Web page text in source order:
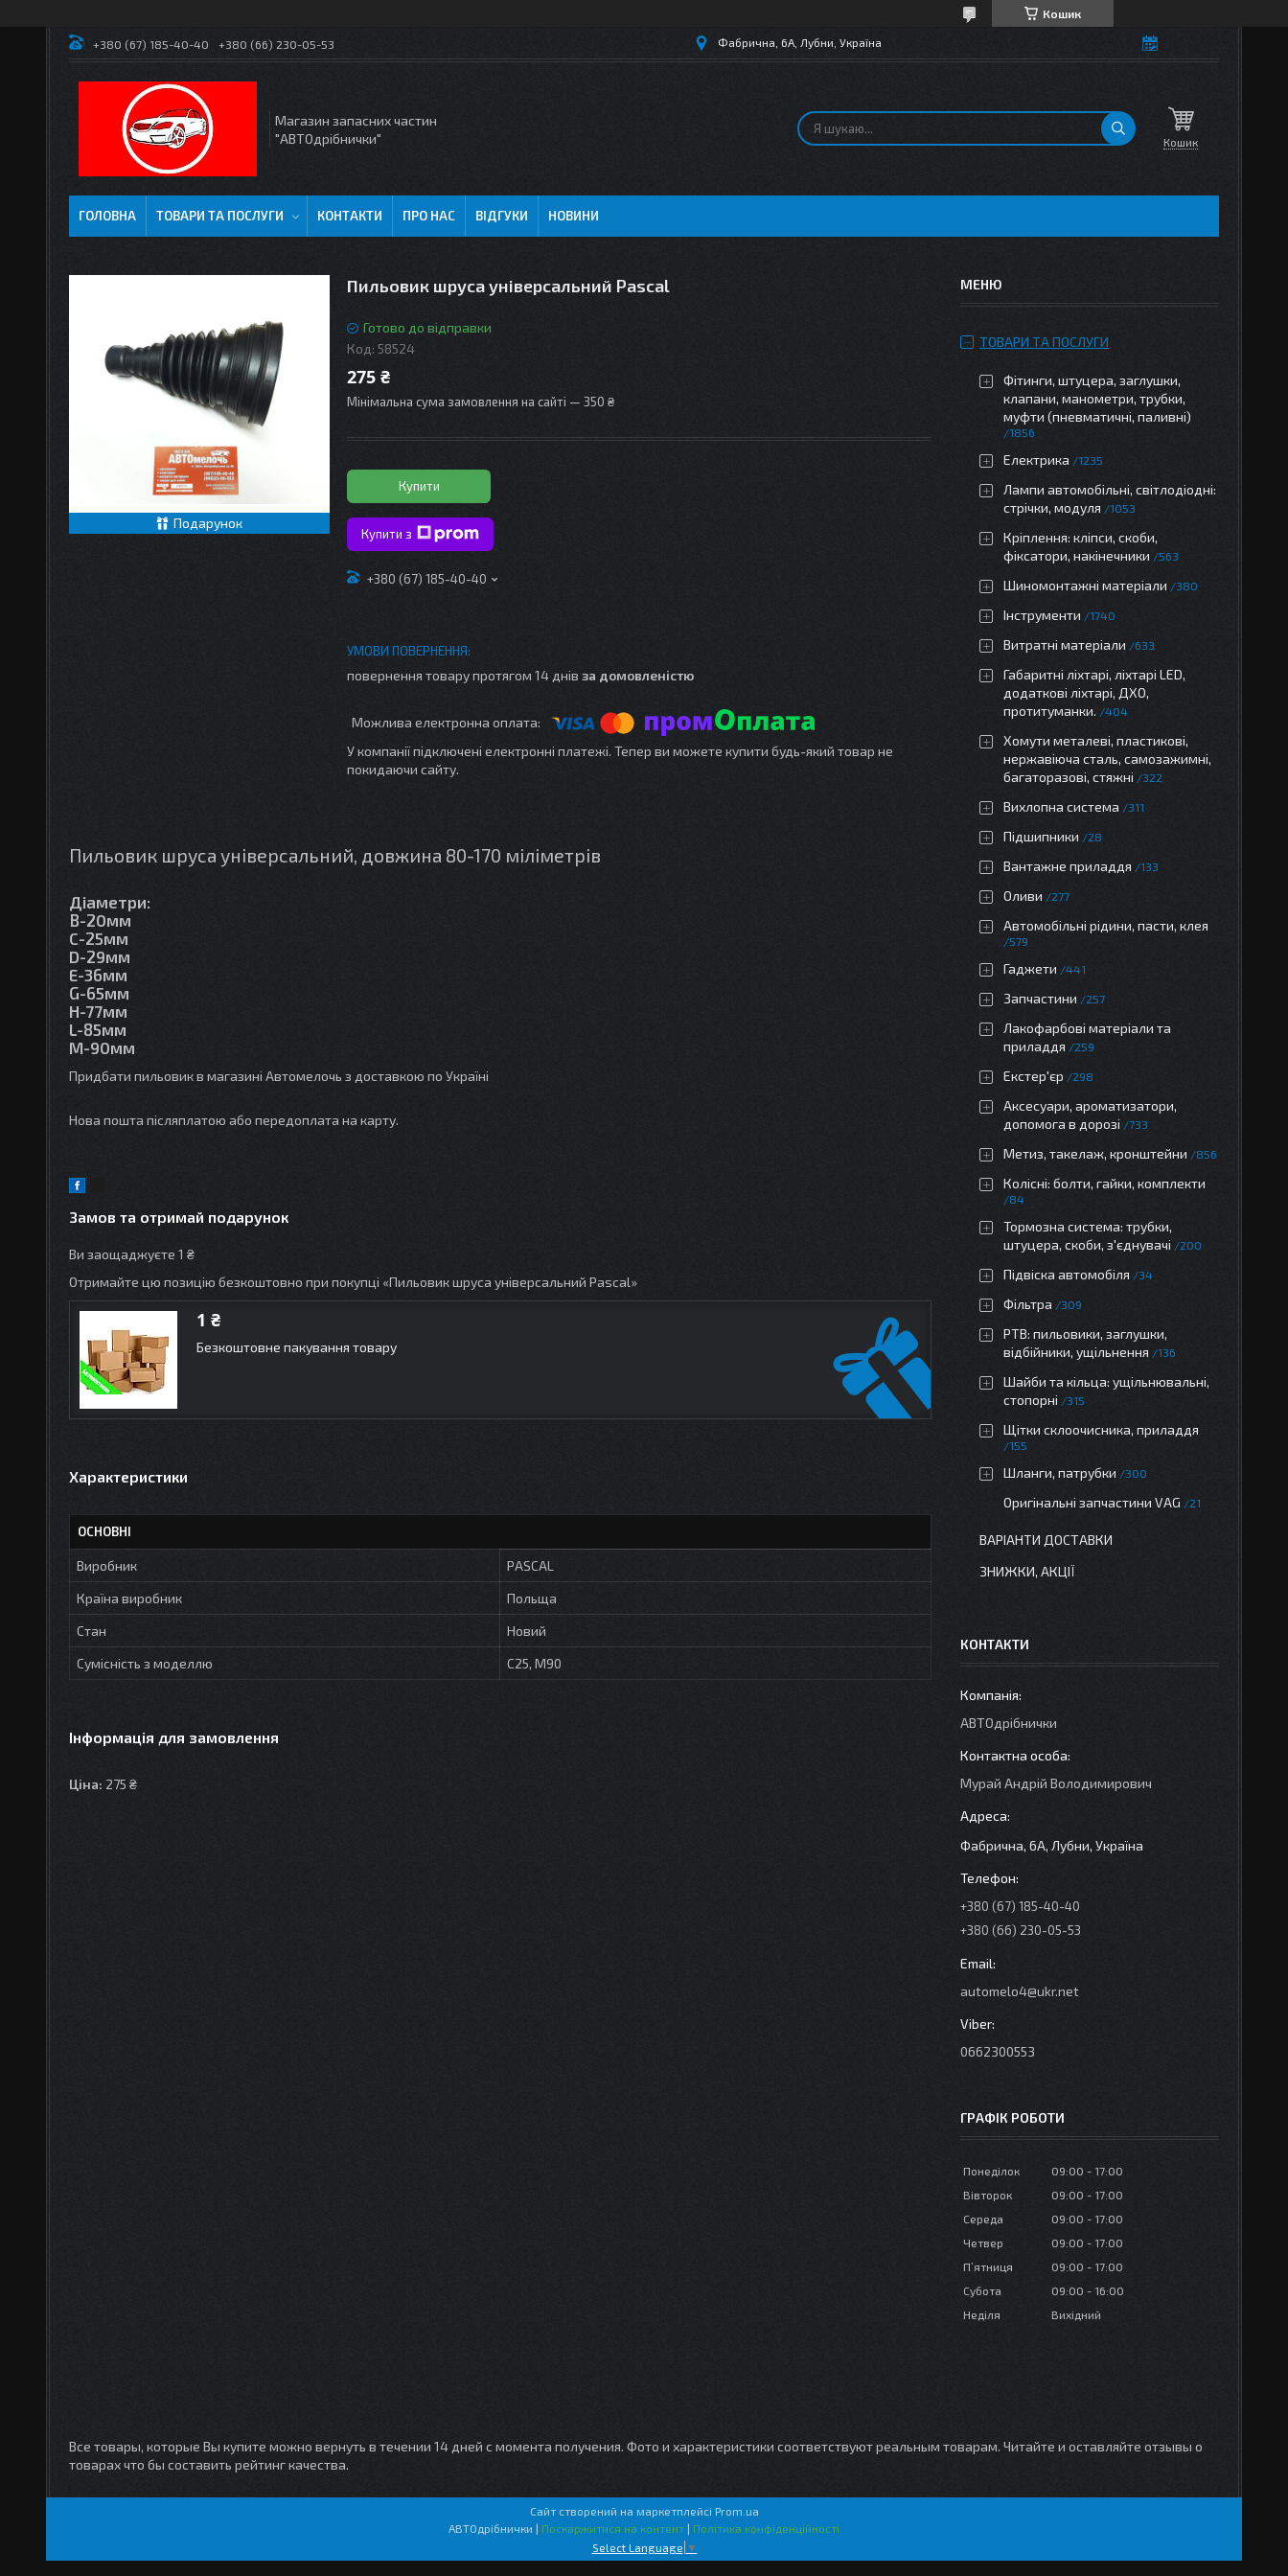
Кошик
+380 (67) 185-40-40 +380 (66) 230-05-53 Фабрична, 6А, Лубни, Україна
Магазин запасних частин
"АВТОдрібнички"
Кошик
ГОЛОВНА ТОВАРИ ТА ПОСЛУГИ КОНТАКТИ ПРО НАС ВІДГУКИ НОВИНИ
Подарунок
Пильовик шруса універсальний Pascal
Готово до відправки
Код: 58524
275 ₴
Мінімальна сума замовлення на сайті — 350 ₴
Купити
Купити з
+380 (67) 185-40-40
повернення товару протягом 14 днів за домовленістю
У компанії підключені електронні платежі. Тепер ви можете купити будь-який товар не
покидаючи сайту.
Пильовик шруса універсальний, довжина 80-170 міліметрів
Діаметри:
B-20мм
C-25мм
D-29мм
E-36мм
G-65мм
H-77мм
L-85мм
M-90мм
Придбати пильовик в магазині Автомелочь з доставкою по Україні
Нова пошта післяплатою або передоплата на карту.
Замов та отримай подарунок
Ви заощаджуєте 1 ₴
Отримайте цю позицію безкоштовно при покупці «Пильовик шруса універсальний Pascal»
1 ₴
Безкоштовне пакування товару
Характеристики
ОСНОВНІ
Виробник
PASCAL
Країна виробник
Польща
Стан
Новий
Сумісність з моделлю
C25, M90
Інформація для замовлення
Ціна: 275 ₴
ТОВАРИ ТА ПОСЛУГИ
Фітинги, штуцера, заглушки,
клапани, манометри, трубки,
муфти (пневматичні, паливні)
1856
Електрика 1235
Лампи автомобільні, світлодіодні:
стрічки, модуля
1053
Кріплення: кліпси, скоби,
фіксатори, накінечники
563
Шиномонтажні матеріали 380
Інструменти 1740
Витратні матеріали 633
Габаритні ліхтарі, ліхтарі LED,
додаткові ліхтарі, ДХО,
протитуманки.
404
Хомути металеві, пластикові,
нержавіюча сталь, самозажимні,
багаторазові, стяжні
322
Вихлопна система 311
Підшипники 28
Вантажне приладдя 133
Оливи 277
Автомобільні рідини, пасти, клея
579
Гаджети 441
Запчастини 257
Лакофарбові матеріали та
приладдя
259
Екстер'єр 298
Аксесуари, ароматизатори,
допомога в дорозі
733
Метиз, такелаж, кронштейни 856
Колісні: болти, гайки, комплекти
84
Тормозна система: трубки,
штуцера, скоби, з'єднувачі
200
Підвіска автомобіля 34
Фільтра 309
РТВ: пильовики, заглушки,
відбійники, ущільнення
136
Шайби та кільца: ущільнювальні,
стопорні
315
Щітки склоочисника, приладдя
155
Шланги, патрубки 300
Оригінальні запчастини VAG 21
ВАРІАНТИ ДОСТАВКИ
ЗНИЖКИ, АКЦІЇ
КОНТАКТИ
АВТОдрібнички
Мурай Андрій Володимирович
Фабрична, 6А, Лубни, Україна
+380 (67) 185-40-40
+380 (66) 230-05-53
automelo4@ukr.net
0662300553
ГРАФІК РОБОТИ
Понеділок 09:00
17:00
Вівторок
09:00
17:00
Середа
09:00
17:00
Четвер
09:00
17:00
Пʼятниця
09:00
17:00
Субота
09:00
16:00
Неділя
Вихідний
Все товары, которые Вы купите можно вернуть в течении 14 дней с момента получения. Фото и характеристики соответствуют реальным товарам. Читайте и оставляйте отзывы о
товарах что бы составить рейтинг качества.
Сайт створений на маркетплейсі Prom.ua
АВТОдрібнички | Поскаржитися на контент | Політика конфіденційності
Select Language ▼